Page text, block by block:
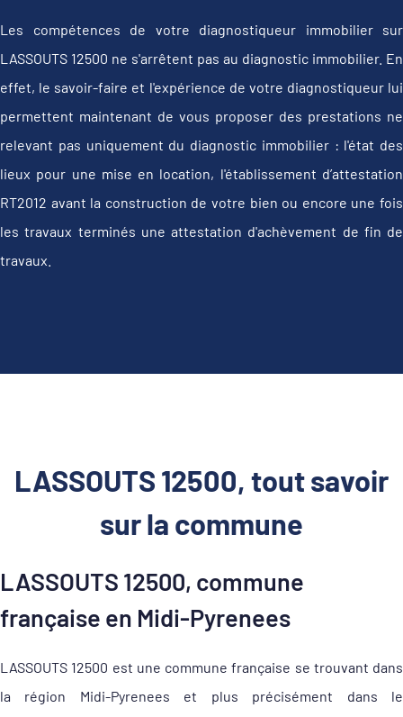
Les compétences de votre diagnostiqueur immobilier sur
LASSOUTS 12500 ne s'arrêtent pas au diagnostic immobilier. En
effet, le savoir-faire et l'expérience de votre diagnostiqueur lui
permettent maintenant de vous proposer des prestations ne
relevant pas uniquement du diagnostic immobilier : l'état des
lieux pour une mise en location, l'établissement d’attestation
RT2012 avant la construction de votre bien ou encore une fois
les travaux terminés une attestation d'achèvement de fin de
travaux.
LASSOUTS 12500, tout savoir
sur la commune
LASSOUTS 12500, commune
française en Midi-Pyrenees
LASSOUTS 12500 est une commune française se trouvant dans
la région Midi-Pyrenees et plus précisément dans le